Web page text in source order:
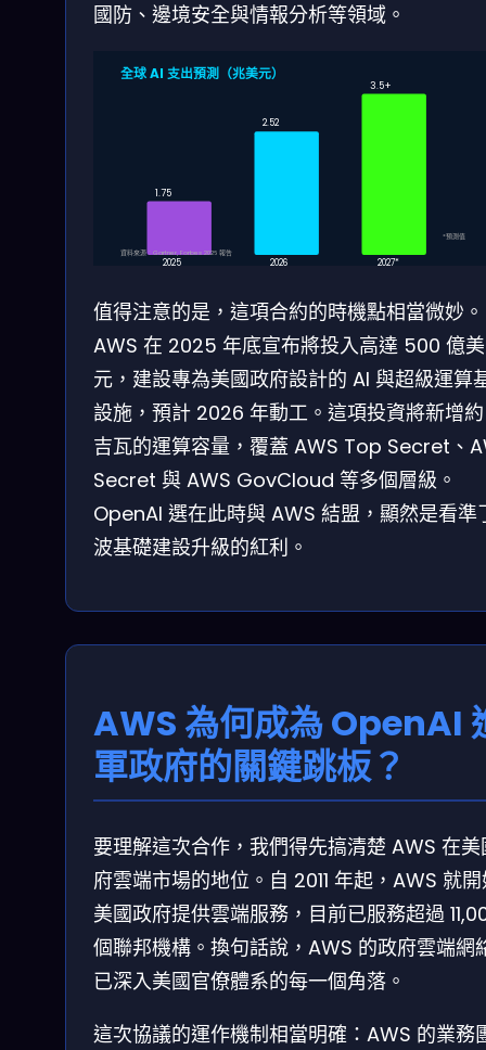
國防、邊境安全與情報分析等領域。
全球 AI 支出預測（兆美元）
2025 2026 2027*
1.75
2.52
3.5+
*預測值
資料來源：Gartner, Forbes 2026 報告
值得注意的是，這項合約的時機點相當微妙。
AWS 在 2025 年底宣布將投入高達 500 億美
元，建設專為美國政府設計的 AI 與超級運算
設施，預計 2026 年動工。這項投資將新增約
吉瓦的運算容量，覆蓋 AWS Top Secret、
Secret 與 AWS GovCloud 等多個層級。
OpenAI 選在此時與 AWS 結盟，顯然是看準
波基礎建設升級的紅利。
AWS 為何成為 OpenAI
軍政府的關鍵跳板？
要理解這次合作，我們得先搞清楚 AWS 在美
府雲端市場的地位。自 2011 年起，AWS 就
美國政府提供雲端服務，目前已服務超過
個聯邦機構。換句話說，AWS 的政府雲端網
已深入美國官僚體系的每一個角落。
這次協議的運作機制相當明確：AWS 的業務